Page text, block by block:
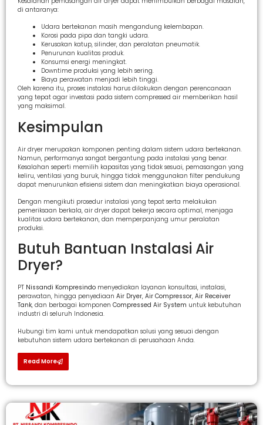
di antaranya:
Udara bertekanan masih mengandung kelembapan.
Korosi pada pipa dan tangki udara.
Kerusakan katup, silinder, dan peralatan pneumatik.
Penurunan kualitas produk.
Konsumsi energi meningkat.
Downtime produksi yang lebih sering.
Biaya perawatan menjadi lebih tinggi.
Oleh karena itu, proses instalasi harus dilakukan dengan perencanaan
yang tepat agar investasi pada sistem compressed air memberikan hasil
yang maksimal.
Kesimpulan
Air dryer merupakan komponen penting dalam sistem udara bertekanan.
Namun, performanya sangat bergantung pada instalasi yang benar.
Kesalahan seperti memilih kapasitas yang tidak sesuai, pemasangan yang
keliru, ventilasi yang buruk, hingga tidak menggunakan filter pendukung
dapat menurunkan efisiensi sistem dan meningkatkan biaya operasional.
Dengan mengikuti prosedur instalasi yang tepat serta melakukan
pemeriksaan berkala, air dryer dapat bekerja secara optimal, menjaga
kualitas udara bertekanan, dan memperpanjang umur peralatan
produksi.
Butuh Bantuan Instalasi Air
Dryer?
PT Nissandi Kompresindo menyediakan layanan konsultasi, instalasi,
perawatan, hingga penyediaan Air Dryer, Air Compressor, Air Receiver
Tank, dan berbagai komponen Compressed Air System untuk kebutuhan
industri di seluruh Indonesia.
Hubungi tim kami untuk mendapatkan solusi yang sesuai dengan
kebutuhan sistem udara bertekanan di perusahaan Anda.
Read More